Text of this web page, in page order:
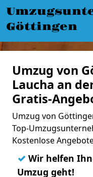
Göttingen
Umzug von
Laucha an
Gratis-
Umzug von
Top-
Kostenlose
✓ Wir helfen
Umzug geht!